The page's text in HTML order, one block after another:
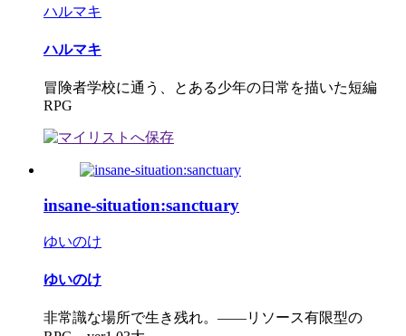
ハルマキ
ハルマキ
冒険者学校に通う、とある少年の日常を描いた短編
RPG
insane-situation:sanctuary
ゆいのけ
ゆいのけ
非常識な場所で生き残れ。――リソース有限型の